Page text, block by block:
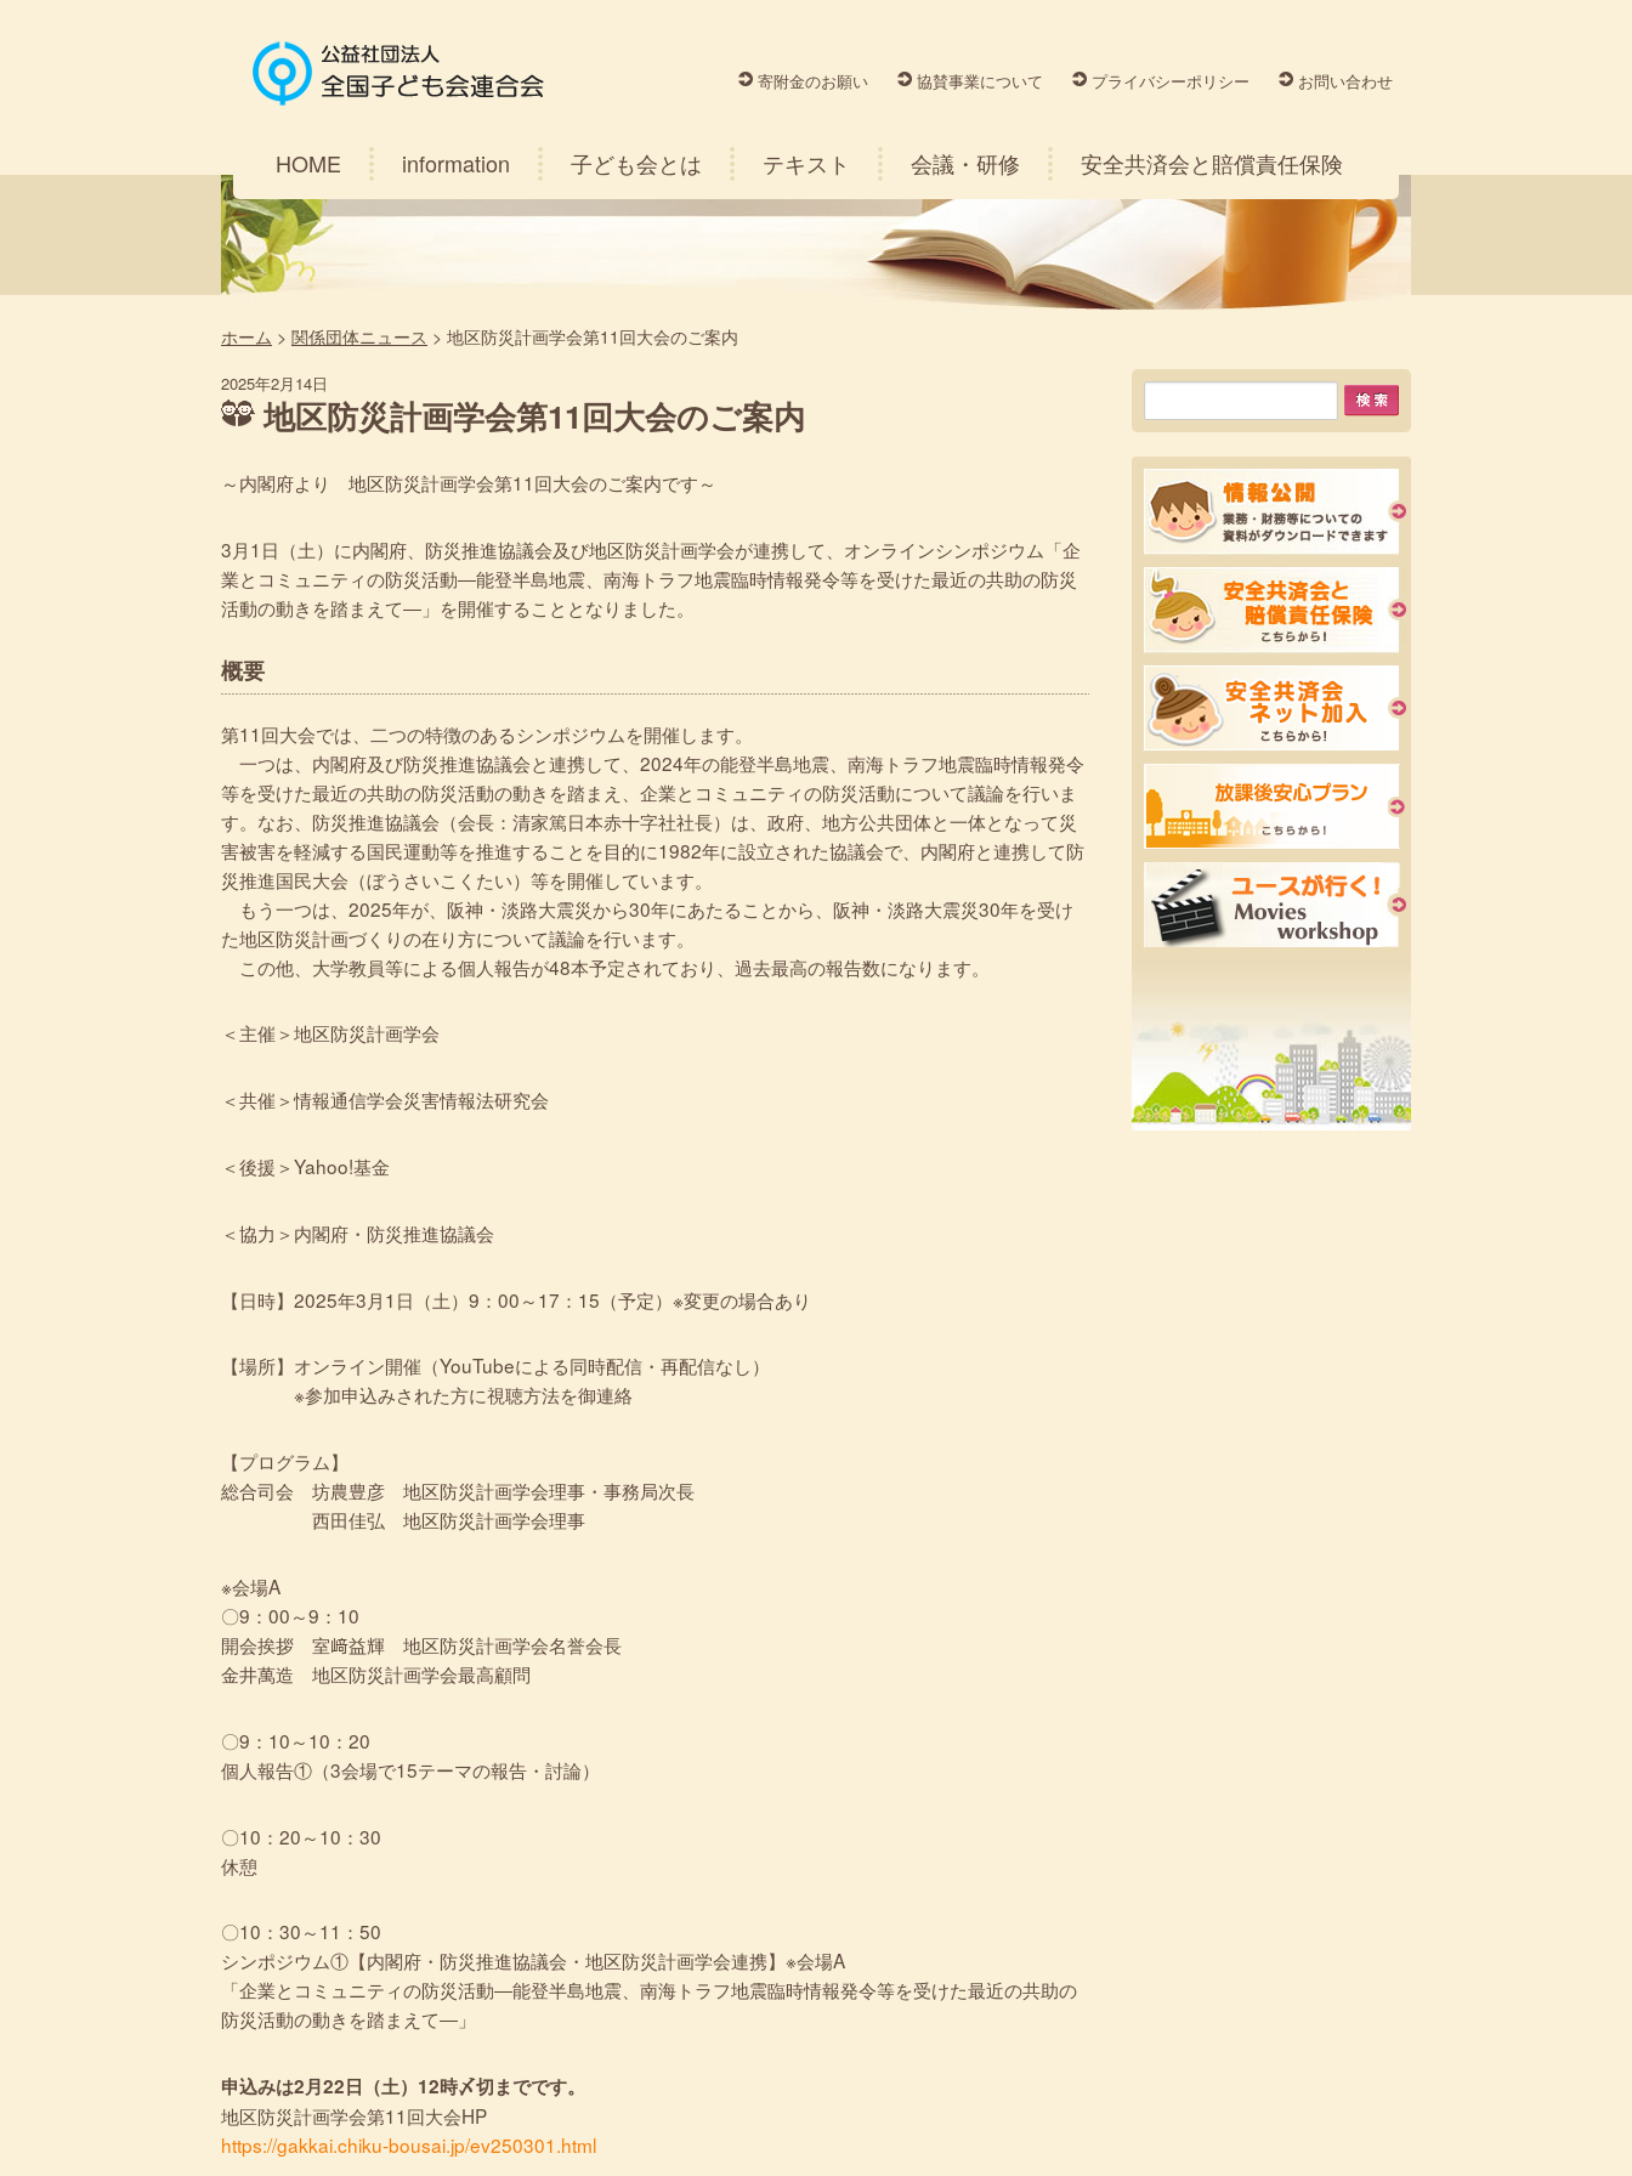
寄附金のお願い 協賛事業について プライバシーポリシー お問い合わせ
HOME information 子ども会とは テキスト 会議・研修 安全共済会と賠償責任保険
ホーム > 関係団体ニュース > 地区防災計画学会第11回大会のご案内
2025年2月14日
地区防災計画学会第11回大会のご案内
～内閣府より 地区防災計画学会第11回大会のご案内です～
3月1日（土）に内閣府、防災推進協議会及び地区防災計画学会が連携して、オンラインシンポジウム「企
業とコミュニティの防災活動―能登半島地震、南海トラフ地震臨時情報発令等を受けた最近の共助の防災
活動の動きを踏まえて―」を開催することとなりました。
概要
第11回大会では、二つの特徴のあるシンポジウムを開催します。
一つは、内閣府及び防災推進協議会と連携して、2024年の能登半島地震、南海トラフ地震臨時情報発令
等を受けた最近の共助の防災活動の動きを踏まえ、企業とコミュニティの防災活動について議論を行いま
す。なお、防災推進協議会（会長：清家篤日本赤十字社社長）は、政府、地方公共団体と一体となって災
害被害を軽減する国民運動等を推進することを目的に1982年に設立された協議会で、内閣府と連携して防
災推進国民大会（ぼうさいこくたい）等を開催しています。
もう一つは、2025年が、阪神・淡路大震災から30年にあたることから、阪神・淡路大震災30年を受け
た地区防災計画づくりの在り方について議論を行います。
この他、大学教員等による個人報告が48本予定されており、過去最高の報告数になります。
＜主催＞地区防災計画学会
＜共催＞情報通信学会災害情報法研究会
＜後援＞Yahoo!基金
＜協力＞内閣府・防災推進協議会
【日時】2025年3月1日（土）9：00～17：15（予定）※変更の場合あり
【場所】オンライン開催（YouTubeによる同時配信・再配信なし）
※参加申込みされた方に視聴方法を御連絡
【プログラム】
総合司会 坊農豊彦 地区防災計画学会理事・事務局次長
西田佳弘 地区防災計画学会理事
※会場A
〇9：00～9：10
開会挨拶 室﨑益輝 地区防災計画学会名誉会長
金井萬造 地区防災計画学会最高顧問
〇9：10～10：20
個人報告①（3会場で15テーマの報告・討論）
〇10：20～10：30
休憩
〇10：30～11：50
シンポジウム①【内閣府・防災推進協議会・地区防災計画学会連携】※会場A
「企業とコミュニティの防災活動―能登半島地震、南海トラフ地震臨時情報発令等を受けた最近の共助の
防災活動の動きを踏まえて―」
申込みは2月22日（土）12時〆切までです。
地区防災計画学会第11回大会HP
https://gakkai.chiku-bousai.jp/ev250301.html